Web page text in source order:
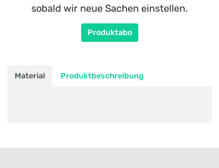
sobald wir neue Sachen einstellen.
Produktabo
Material Produktbeschreibung